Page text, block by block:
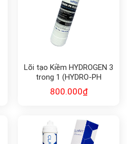
Lõi tạo Kiềm HYDROGEN 3
trong 1 (HYDRO-PH
FILTER) FK-HYDRO11
800.000₫